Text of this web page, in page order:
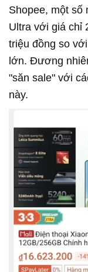
Shopee, một
Ultra với giá chỉ
triệu đồng so
lớn. Đương
"săn sale" với
này.